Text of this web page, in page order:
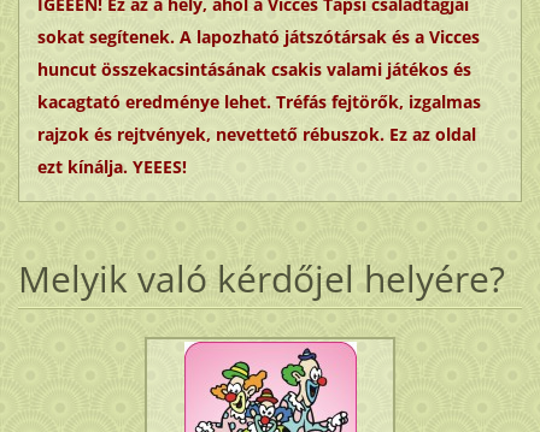
sokat segítenek. A lapozható játszótársak és a Vicces
huncut összekacsintásának csakis valami játékos és
kacagtató eredménye lehet. Tréfás fejtörők, izgalmas
rajzok és rejtvények, nevettető rébuszok. Ez az oldal
ezt kínálja. YEEES!
Melyik való kérdőjel helyére?